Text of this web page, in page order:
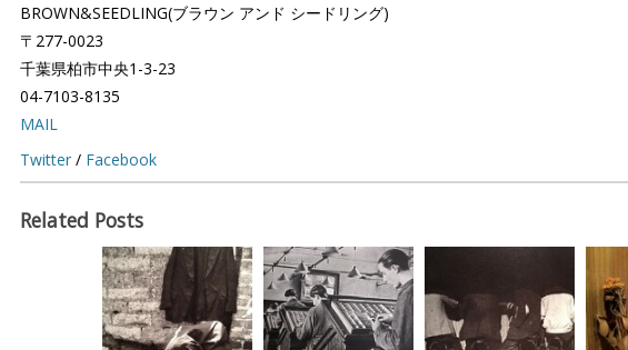
BROWN&SEEDLING(ブラウン アンド シードリング)
〒277-0023
千葉県柏市中央1-3-23
04-7103-8135
MAIL
Twitter / Facebook
Related Posts